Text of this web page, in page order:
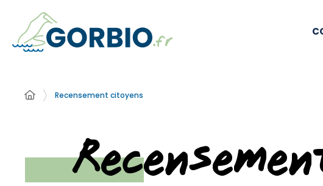
Recensement citoyens